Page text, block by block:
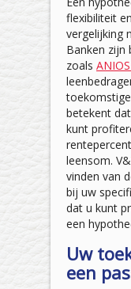
flexibiliteit
vergelijking
Banken zijn
zoals
betekent
kunt
leensom.
vinden van
bij uw
dat u kunt
een
Uw
een